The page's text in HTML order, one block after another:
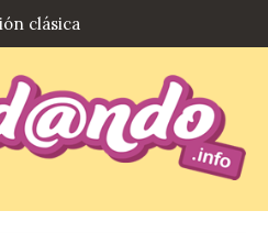
clásica